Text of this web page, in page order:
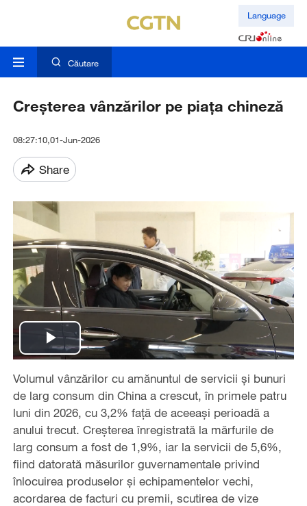
Language
Căutare
Creșterea vânzărilor pe piața chineză
08:27:10,01-Jun-2026
Share
Play
Video
Volumul vânzărilor cu amănuntul de servicii și bunuri
de larg consum din China a crescut, în primele patru
luni din 2026, cu 3,2% față de aceeași perioadă a
anului trecut. Creșterea înregistrată la mărfurile de
larg consum a fost de 1,9%, iar la servicii de 5,6%,
fiind datorată măsurilor guvernamentale privind
înlocuirea produselor și echipamentelor vechi,
acordarea de facturi cu premii, scutirea de vize